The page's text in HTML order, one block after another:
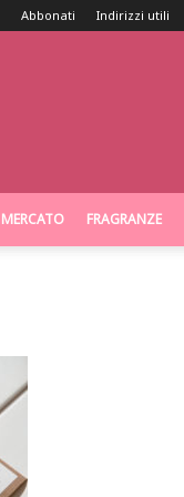
Abbonati Indirizzi utili
MERCATO FRAGRANZE